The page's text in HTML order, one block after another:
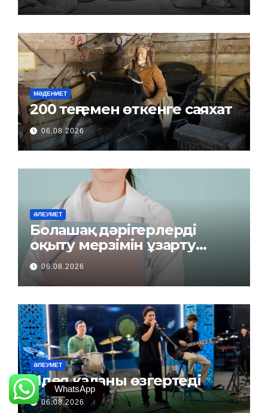
МӘДЕНИЕТ
200 теңгемен өткенге саяхат
06.08.2026
ӘЛЕУМЕТ
Болашақ дәрігерлерді
оқыту мерзімін ұзарту
керек пе?
06.08.2026
ӘЛЕУМЕТ
Идея қаланы өзгертеді
06.08.2026
WhatsApp